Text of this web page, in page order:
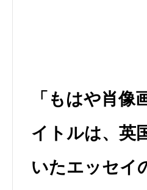
「もはや肖
イトルは、英
いたエッセイ